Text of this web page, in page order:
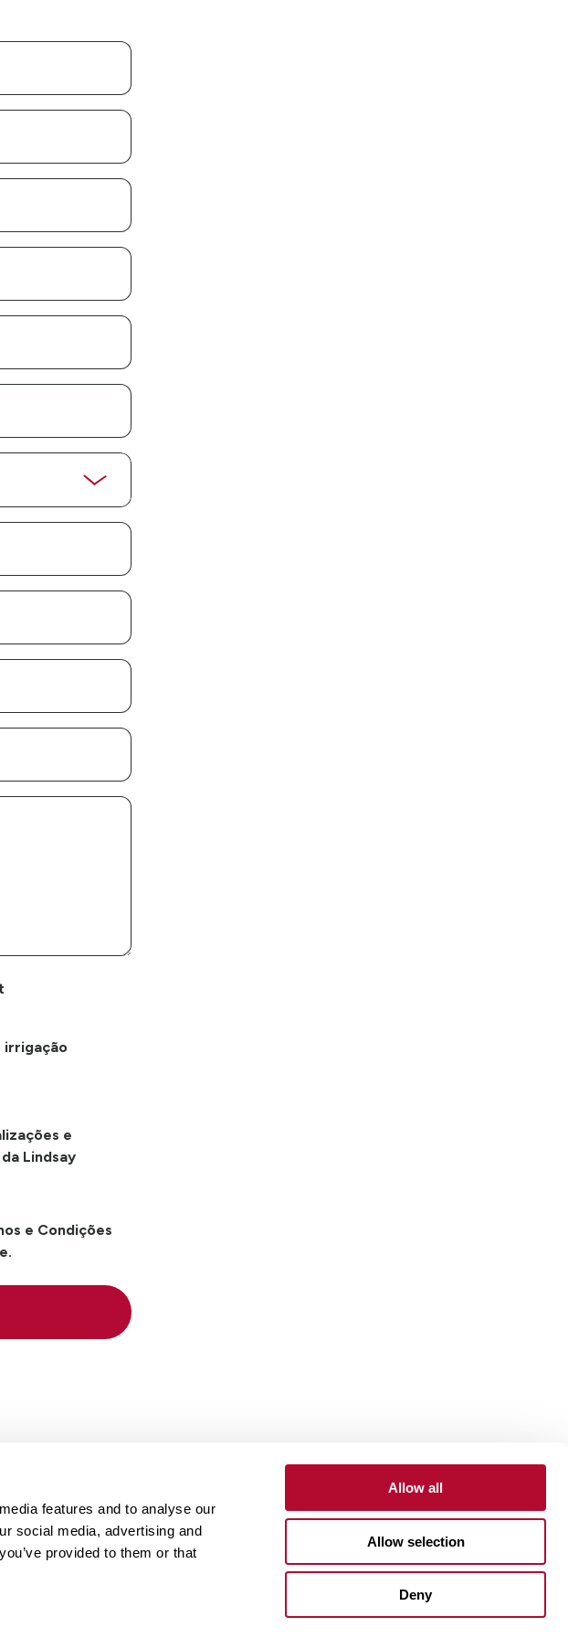
features and to analyse our
social media, advertising and
provided to them or that
Allow all
Allow selection
Deny
irrigação
e
Lindsay
e Condições
Carreiras Contato Portal do Cliente
Portal do Fornecedor
One Lindsay Store